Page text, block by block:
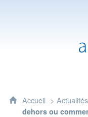
Accueil Actualités
dehors ou